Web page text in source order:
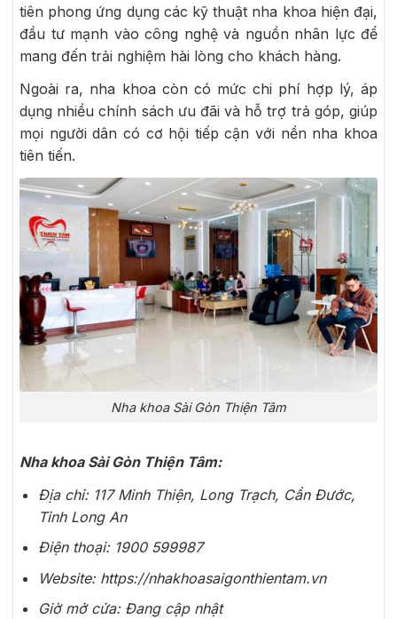
tiên phong ứng dụng các kỹ thuật nha khoa hiện đại,
đầu tư mạnh vào công nghệ và nguồn nhân lực để
mang đến trải nghiệm hài lòng cho khách hàng.
Ngoài ra, nha khoa còn có mức chi phí hợp lý, áp
dụng nhiều chính sách ưu đãi và hỗ trợ trả góp, giúp
mọi người dân có cơ hội tiếp cận với nền nha khoa
tiên tiến.
Nha khoa Sài Gòn Thiện Tâm
Nha khoa Sài Gòn Thiện Tâm:
Địa chỉ: 117 Minh Thiện, Long Trạch, Cần Đước,
Tỉnh Long An
Điện thoại: 1900 599987
Website: https://nhakhoasaigonthientam.vn
Giờ mở cửa: Đang cập nhật